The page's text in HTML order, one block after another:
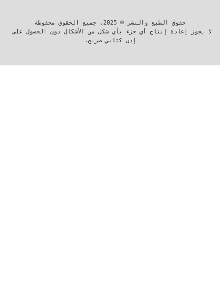
لا يجوز إعادة إنتاج أي جزء بأي شكل من الأشكال دون الحصول على
إذن كتابي صريح.